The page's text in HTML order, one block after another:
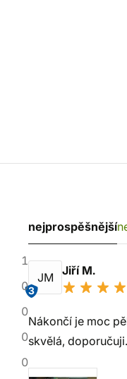
1
0
0
0
0
nejprospěšnější
JM
3
Jiří M.
Nákončí je moc
skvělá, doporučuji.